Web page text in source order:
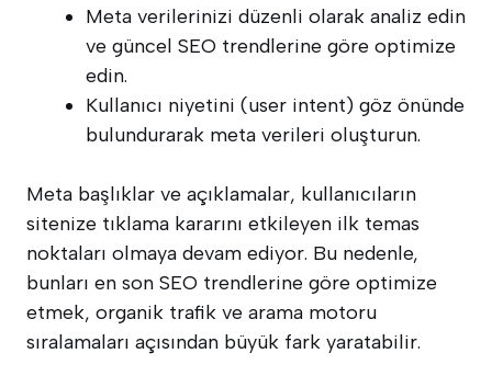
Meta verilerinizi düzenli olarak analiz edin
ve güncel SEO trendlerine göre optimize
edin.
Kullanıcı niyetini (user intent) göz önünde
bulundurarak meta verileri oluşturun.
Meta başlıklar ve açıklamalar, kullanıcıların
sitenize tıklama kararını etkileyen ilk temas
noktaları olmaya devam ediyor. Bu nedenle,
bunları en son SEO trendlerine göre optimize
etmek, organik trafik ve arama motoru
sıralamaları açısından büyük fark yaratabilir.